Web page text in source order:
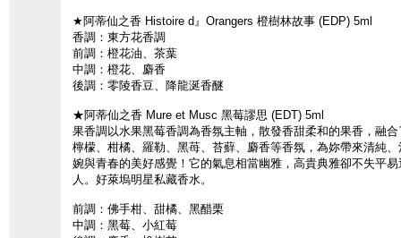
★阿蒂仙之香 Histoire d』Orangers 橙樹林故事 (EDP) 5ml
香調：東方花香調
前調：橙花油、茶葉
中調：橙花、麝香
後調：零陵香豆、降龍涎香醚
★阿蒂仙之香 Mure et Musc 黑莓謬思 (EDT) 5ml
果香調以水果黑莓香調為香氛主軸，散發香甜柔和的果香，融合
檸檬、柑橘、羅勒、黑苺、苔蘚、麝香等香氛，為妳帶來清純、
婉與青春的美好感覺！它的氣息相當幽雅，高貴典雅卻不失平易
人。好萊塢明星私藏香水。
前調：佛手柑、甜橘、黑醋栗
中調：黑莓、小紅莓